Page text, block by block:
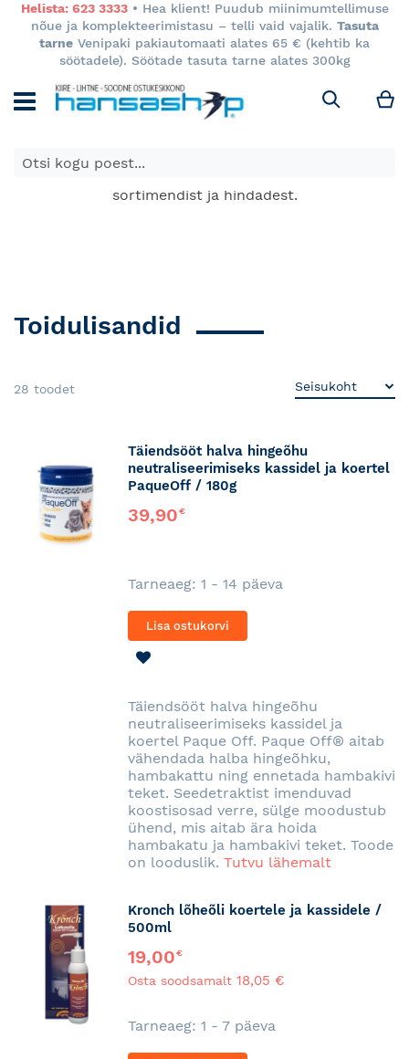
Helista: 623 3333• Hea klient! Puudub miinimumtellimuse
nõue ja komplekteerimistasu – telli vaid vajalik. Tasuta
tarne Venipaki pakiautomaati alates 65 € (kehtib ka
söötadele). Söötade tasuta tarne alates 300kg
Otsi
E-poes kuvatavad toodete hinnad kehtivad ainult e-
poes ja võivad erineda Keila ja Tartu poodide
sortimendist ja hindadest.
Toidulisandid
28 toodet
Täiendsööt halva hingeõhu
neutraliseerimiseks kassidel ja koertel
PaqueOff / 180g
39,90€
Tarneaeg: 1 - 14 päeva
Lisa ostukorvi
Täiendsööt halva hingeõhu
neutraliseerimiseks kassidel ja
koertel Paque Off. Paque Off® aitab
vähendada halba hingeõhku,
hambakattu ning ennetada hambakivi
teket. Seedetraktist imenduvad
koostisosad verre, sülge moodustub
ühend, mis aitab ära hoida
hambakatu ja hambakivi teket. Toode
on looduslik. Tutvu lähemalt
Kronch lõheõli koertele ja kassidele /
500ml
19,00€
Osta soodsamalt 18,05 €
Tarneaeg: 1 - 7 päeva